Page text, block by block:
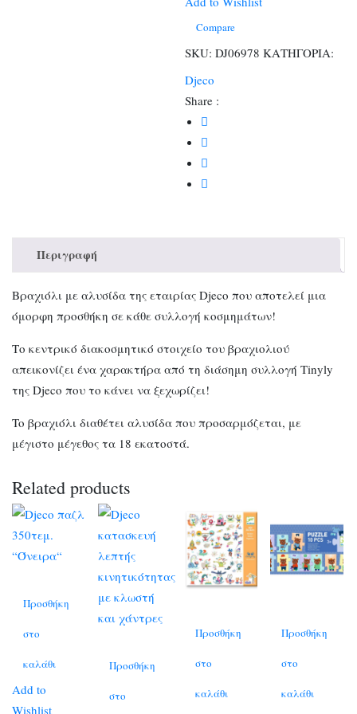
Compare
SKU: DJ06978 ΚΑΤΗΓΟΡΙΑ:
Djeco
Share :
Περιγραφή
Βραχιόλι με αλυσίδα της εταιρίας Djeco που αποτελεί μια
όμορφη προσθήκη σε κάθε συλλογή κοσμημάτων!
Το κεντρικό διακοσμητικό στοιχείο του βραχιολιού
απεικονίζει ένα χαρακτήρα από τη διάσημη συλλογή Tinyly
της Djeco που το κάνει να ξεχωρίζει!
To βραχιόλι διαθέτει αλυσίδα που προσαρμόζεται, με
μέγιστο μέγεθος τα 18 εκατοστά.
Related products
Προσθήκη
στο
καλάθι
Add to
Wishlist
Προσθήκη
στο
Προσθήκη
στο
καλάθι
Προσθήκη
στο
καλάθι